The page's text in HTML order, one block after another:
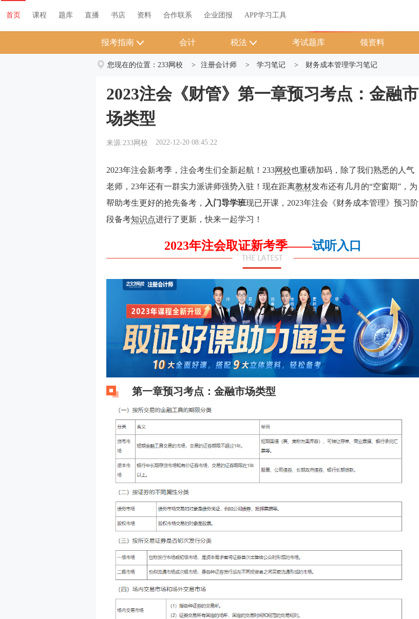
首页 课程 题库 直播 书店 资料 关于我们 帮助中心
首页 课程 题库 直播 书店 资料 合作联系 企业团报 APP学习工具
报考指南 会计 税法 考试题库 领资料
您现在的位置： 233网校 > 注册会计师 > 学习笔记 > 财务成本管理学习笔记
2023注会《财管》第一章预习考点：金融市
场类型
来源:233网校 2022-12-20 08:45:22
2023年注会新考季，注会考生们全新起航！233网校也重磅加码，除了我们熟悉的人气
老师，23年还有一群实力派讲师强势入驻！现在距离教材发布还有几月的“空窗期”，为
帮助考生更好的抢先备考， 入门导学班现已开课，2023年注会 《财务成本管理》 预习阶
段备考知识点进行了更新，快来一起学习！
2023年注会取证新考季——试听入口
第一章预习考点：金融市场类型